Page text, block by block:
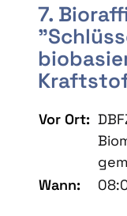
7.
Vor Ort:
Wann: